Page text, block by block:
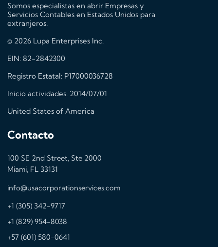
Somos especialistas en abrir Empresas y
Servicios Contables en Estados Unidos para
extranjeros.
© 2026 Lupa Enterprises Inc.
EIN: 82-2842300
Registro Estatal: P17000036728
Inicio actividades: 2014/07/01
United States of America
Contacto
100 SE 2nd Street, Ste 2000
Miami, FL 33131
info@usacorporationservices.com
+1 (305) 342-9717
+1 (829) 954-8038
+57 (601) 580-0641